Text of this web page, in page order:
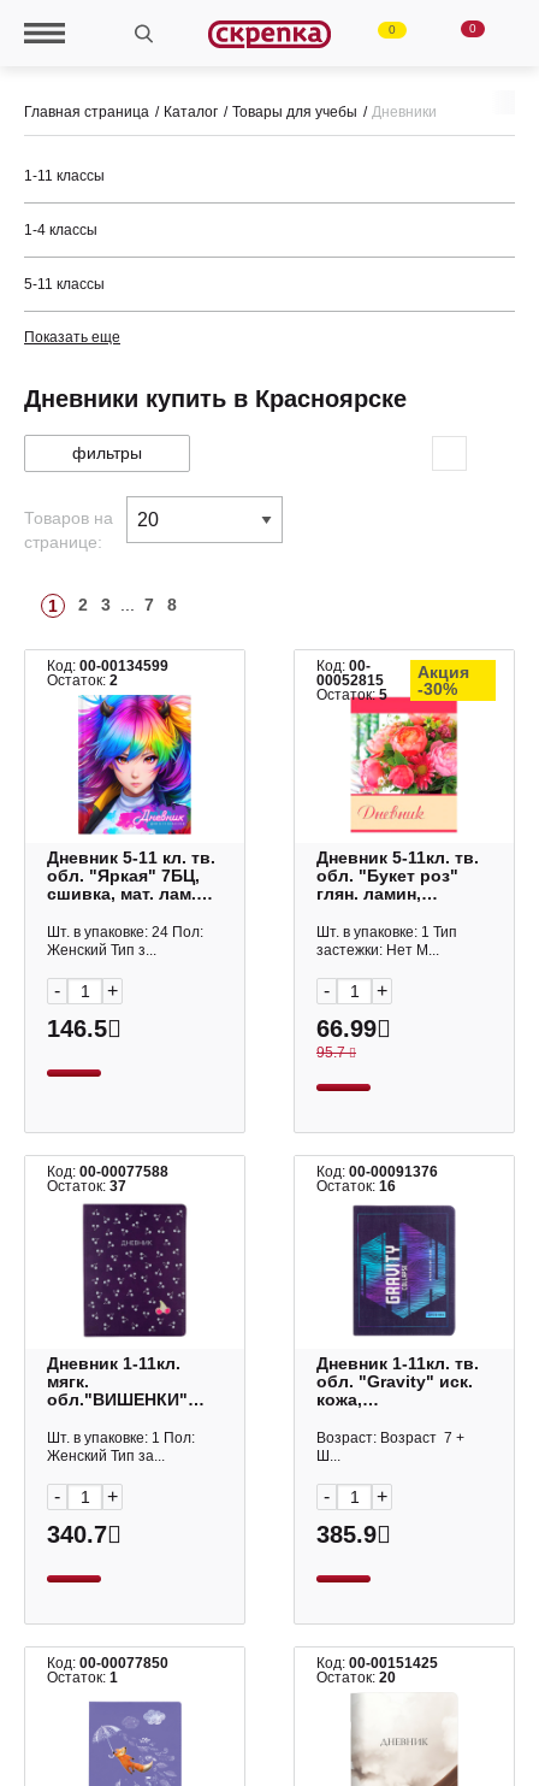
0 0
Главная страница Каталог Товары для учебы Дневники
Дневники купить в Красноярске
1-11 классы
1-4 классы
5-11 классы
Показать еще
фильтры
Товаров на
странице:
1 2 3 7 8
Код: 00-00134599
Остаток: 2
Дневник 5-11 кл. тв.
обл. "Яркая" 7БЦ,
сшивка, мат. лам.
Шт. в упаковке: 24 Пол:
Женский Тип з...
- +
146.5
Код:00-
00052815
Остаток:5
Акция
-30%
Дневник 5-11кл. тв.
обл. "Букет роз"
глян. ламин,
Brauberg
Шт. в упаковке: 1 Тип
застежки: Нет М...
- +
66.99
95.7
Код: 00-00077588
Остаток: 37
Дневник 1-11кл.
мягк.
обл."ВИШЕНКИ"
264 Альт
Шт. в упаковке: 1 Пол:
Женский Тип за...
- +
340.7
Код:00-00091376
Остаток:16
Дневник 1-11кл. тв.
обл. "Gravity" иск.
кожа,
Greenwich Line
DSK_33635
Возраст: Возраст 7 +
Ш...
- +
385.9
Код: 00-00077850
Остаток: 1
Код:00-00151425
Остаток:20